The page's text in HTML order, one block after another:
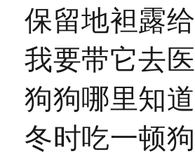
保留地袒露
我要带它去
狗狗哪里知
冬时吃一顿狗